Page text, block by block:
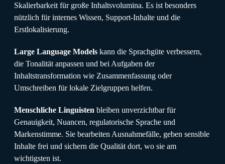
Skalierbarkeit für große Inhaltsvolumina. Es ist besonders
nützlich für internes Wissen, Support-Inhalte und die
Erstlokalisierung.
Large Language Models kann die Sprachgüte verbessern,
die Tonalität anpassen und bei Aufgaben der
Inhaltstransformation wie Zusammenfassung oder
Umschreiben für lokale Zielgruppen helfen.
Menschliche Linguisten bleiben unverzichtbar für
Genauigkeit, Nuancen, regulatorische Sprache und
Markenstimme. Sie bearbeiten Ausnahmefälle, geben sensible
Inhalte frei und sichern die Qualität dort, wo sie am
wichtigsten ist.